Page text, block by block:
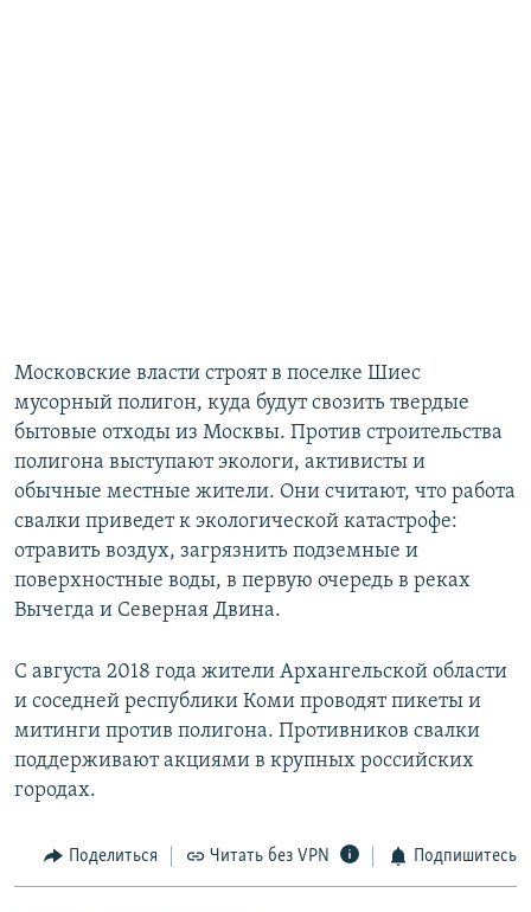
Московские власти строят в поселке Шиес
мусорный полигон, куда будут свозить твердые
бытовые отходы из Москвы. Против строительства
полигона выступают экологи, активисты и
обычные местные жители. Они считают, что работа
свалки приведет к экологической катастрофе:
отравить воздух, загрязнить подземные и
поверхностные воды, в первую очередь в реках
Вычегда и Северная Двина.
С августа 2018 года жители Архангельской области
и соседней республики Коми проводят пикеты и
митинги против полигона. Противников свалки
поддерживают акциями в крупных российских
городах.
Поделиться Читать без VPN Подпишитесь